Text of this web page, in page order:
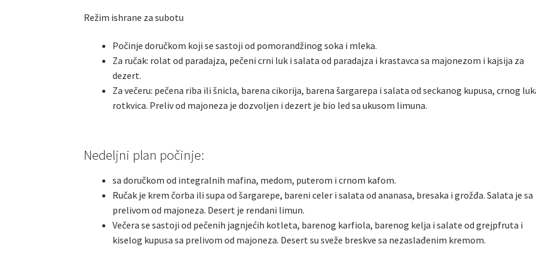
Režim ishrane za subotu
Počinje doručkom koji se sastoji od pomorandžinog soka i mleka.
Za ručak: rolat od paradajza, pečeni crni luk i salata od paradajza i krastavca sa majonezom i kajsija za
dezert.
Za večeru: pečena riba ili šnicla, barena cikorija, barena šargarepa i salata od seckanog kupusa, crnog
rotkvica. Preliv od majoneza je dozvoljen i dezert je bio led sa ukusom limuna.
Nedeljni plan počinje:
sa doručkom od integralnih mafina, medom, puterom i crnom kafom.
Ručak je krem čorba ili supa od šargarepe, bareni celer i salata od ananasa, bresaka i grožđa. Salata je sa
prelivom od majoneza. Desert je rendani limun.
Večera se sastoji od pečenih jagnjećih kotleta, barenog karfiola, barenog kelja i salate od grejpfruta i
kiselog kupusa sa prelivom od majoneza. Desert su sveže breskve sa nezaslađenim kremom.